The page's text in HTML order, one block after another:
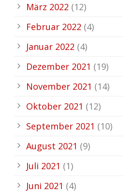
März 2022 (12)
Februar 2022 (4)
Januar 2022 (4)
Dezember 2021 (19)
November 2021 (14)
Oktober 2021 (12)
September 2021 (10)
August 2021 (9)
Juli 2021 (1)
Juni 2021 (4)